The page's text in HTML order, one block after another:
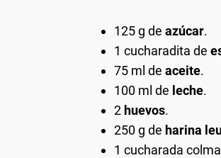
125 g de azúcar.
1 cucharadita de
75 ml de aceite.
100 ml de leche.
2 huevos.
250 g de harina
1 cucharada